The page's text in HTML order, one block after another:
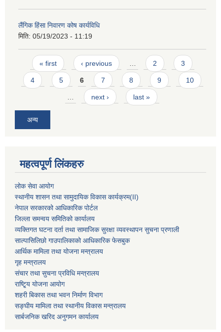
लैंगिक हिंसा निवारण कोष कार्यविधि
मिति: 05/19/2023 - 11:19
Pages
« first ‹ previous 2 3
4 5 6 7 8 9 10
next › last »
अन्य
महत्वपूर्ण लिंकहरु
लोक सेवा आयोग
स्थानीय शासन तथा सामुदायिक विकास कार्यक्रम(II)
नेपाल सरकारको आधिकारिक पोर्टल
जिल्ला समन्वय समितिको कार्यालय
व्यक्तिगत घटना दर्ता तथा सामाजिक सुरक्षा व्यवस्थापन सुचना प्रणाली
साल्पासिलिछो गाउपालिकाको आधिकारिक फेसबुक
आर्थिक मामिला तथा योजना मन्त्रालय
गृह मन्त्रालय
संचार तथा सुचना प्रविधि मन्त्रालय
राष्टि्ृय योजना आयोग
शहरी बिकास तथा भवन निर्माण विभाग
सङ्घीय मामिला तथा स्थानीय विकास मन्त्रालय
सार्बजनिक खरिद अनुगमन कार्यालय